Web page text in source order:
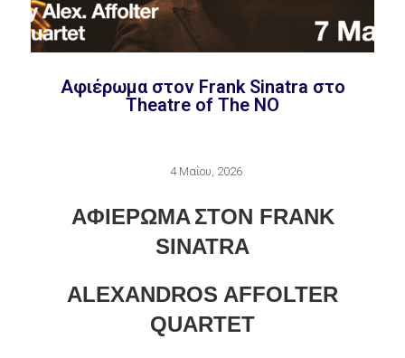
Aφιέρωμα στον Frank Sinatra στο
Theatre of The NO
4 Μαΐου, 2026
AΦΙΕΡΩΜΑ ΣΤΟΝ FRANK
SINATRA
ALEXANDROS AFFOLTER
QUARTET